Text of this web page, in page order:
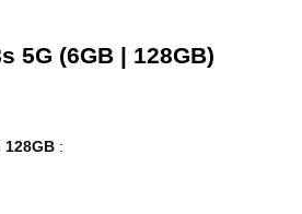
5G (6GB | 128GB)
128GB :